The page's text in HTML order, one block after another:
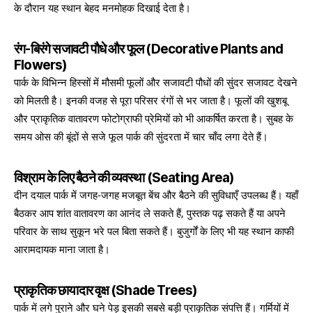
के दौरान यह स्थान बेहद मनमोहक दिखाई देता है।
रंग-बिरंगे सजावटी पौधे और फूल (Decorative Plants and
Flowers)
पार्क के विभिन्न हिस्सों में मौसमी फूलों और सजावटी पौधों की सुंदर सजावट देखने
को मिलती है। इनकी वजह से पूरा परिसर रंगों से भर जाता है। फूलों की खुशबू
और प्राकृतिक वातावरण फोटोग्राफी प्रेमियों को भी आकर्षित करता है। सुबह के
समय ओस की बूंदों से सजे फूल पार्क की सुंदरता में चार चाँद लगा देते हैं।
विश्राम के लिए बैठने की व्यवस्था (Seating Area)
दीन दयाल पार्क में जगह-जगह मजबूत बेंच और बैठने की सुविधाएँ उपलब्ध हैं। यहाँ
बैठकर आप शांत वातावरण का आनंद ले सकते हैं, पुस्तक पढ़ सकते हैं या अपने
परिवार के साथ सुकून भरे पल बिता सकते हैं। बुजुर्गों के लिए भी यह स्थान काफी
आरामदायक माना जाता है।
प्राकृतिक छायादार वृक्ष (Shade Trees)
पार्क में लगे पुराने और घने पेड़ इसकी सबसे बड़ी प्राकृतिक संपत्ति हैं। गर्मियों में